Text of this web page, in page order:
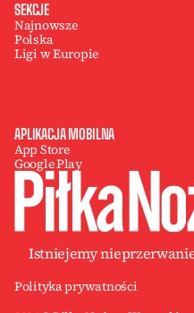
SEKCJE
Najnowsze
Polska
Ligi w Europie
APLIKACJA MOBILNA
App Store
Google Play
Istniejemy
Polityka prywatności